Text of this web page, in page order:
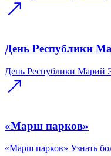
День Республики
День Республики Марий
«Марш парков»
«Марш парков» Узнать